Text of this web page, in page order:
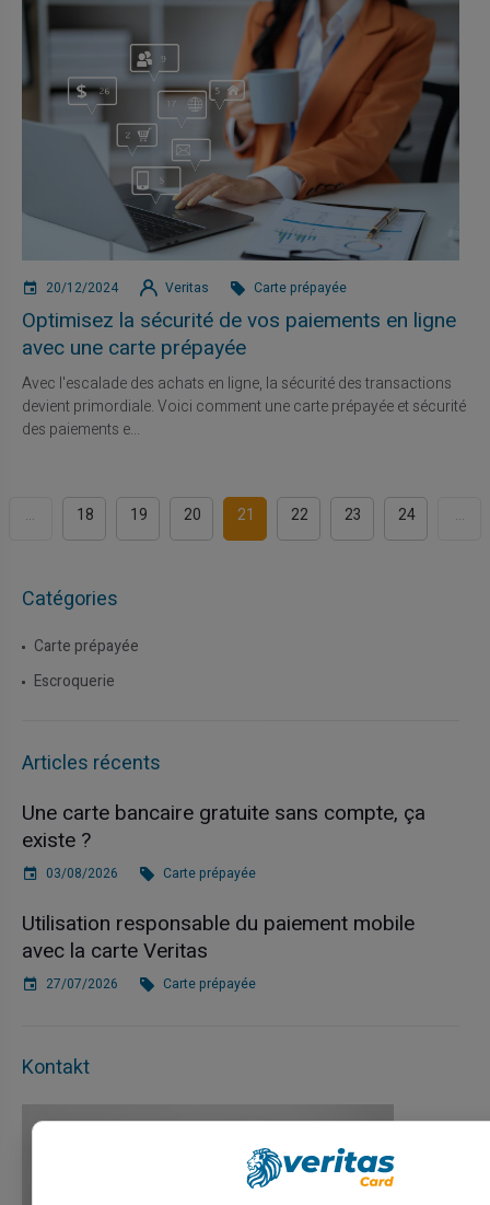
20/12/2024 Veritas Carte prépayée
Optimisez la sécurité de vos paiements en ligne
avec une carte prépayée
Avec l'escalade des achats en ligne, la sécurité des transactions
devient primordiale. Voici comment une carte prépayée et sécurité
des paiements e...
... 18 19 20 21 22 23 24 ...
Catégories
Carte prépayée
Escroquerie
Articles récents
Une carte bancaire gratuite sans compte, ça
existe ?
03/08/2026 Carte prépayée
Utilisation responsable du paiement mobile
avec la carte Veritas
27/07/2026 Carte prépayée
Kontakt